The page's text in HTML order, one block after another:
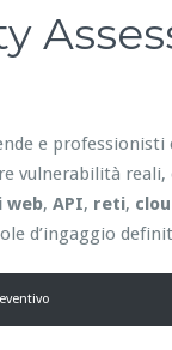
e
vulnerabilità
web, API, reti,
d’ingaggio